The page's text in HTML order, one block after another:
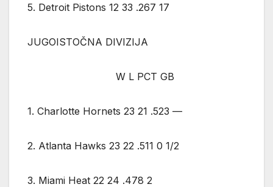
5. Detroit Pistons 12 33 .267 17
JUGOISTOČNA DIVIZIJA
W L PCT GB
1. Charlotte Hornets 23 21 .523 —
2. Atlanta Hawks 23 22 .511 0 1/2
3. Miami Heat 22 24 .478 2